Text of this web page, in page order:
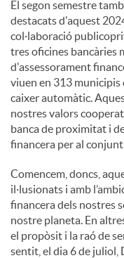
El segon semestre
destacats d'aquest
col·laboració
tres oficines bancàries
d'assessorament
viuen en 313 municipis
caixer automàtic.
nostres valors
banca de proximitat i
financera per al
Comencem, doncs,
il·lusionats i amb
financera dels nostres
nostre planeta. En
el propòsit i la raó de
sentit, el dia 6 de juliol,